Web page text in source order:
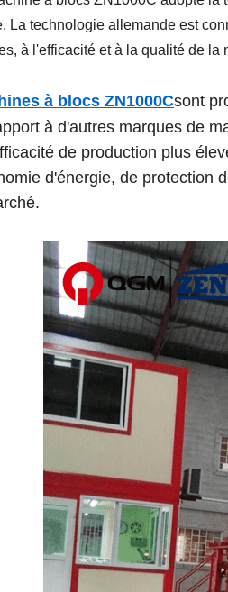
La technologie allemande est
à l'efficacité et à la qualité de la
à blocs ZN1000Csont
à d'autres marques de
de production plus
d'énergie, de protection